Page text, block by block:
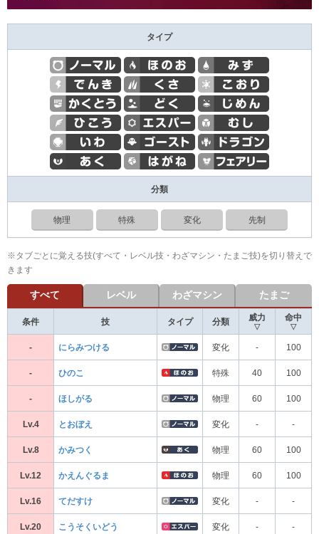
タイプ
分類
物理 特殊 変化 先制
※タブごとに覚える技(すべて・レベル技・わざマシン・たまご技)を切り替えで
きます
すべて レベル わざマシン たまご
条件 技 タイプ 分類 威力
▽
命中
▽
- にらみつける 変化 - 100
- ひのこ 特殊 40 100
- ほしがる 物理 60 100
Lv.4 とおぼえ 変化 - -
Lv.8 かみつく 物理 60 100
Lv.12 かえんぐるま 物理 60 100
Lv.16 てだすけ 変化 - -
Lv.20 こうそくいどう 変化 - -